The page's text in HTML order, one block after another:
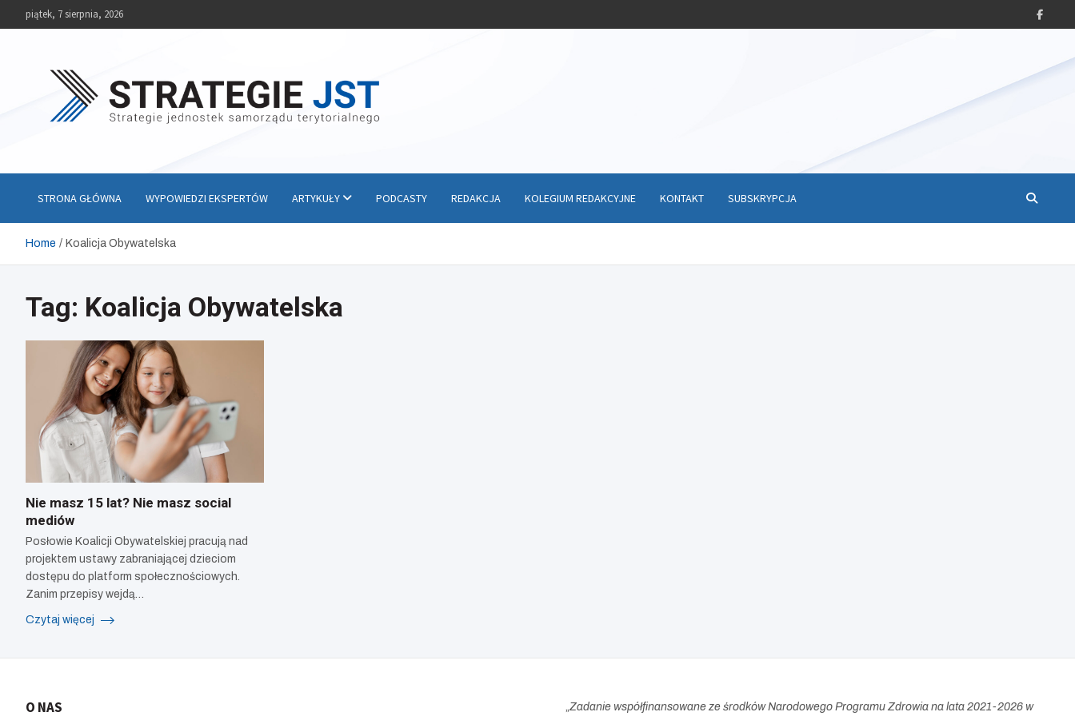
piątek, 7 sierpnia, 2026
STRONA GŁÓWNA WYPOWIEDZI EKSPERTÓW ARTYKUŁY PODCASTY REDAKCJA KOLEGIUM REDAKCYJNE KONTAKT SUBSKRYPCJA
Home Koalicja Obywatelska
Tag: Koalicja Obywatelska
Nie masz 15 lat? Nie masz social
mediów
Posłowie Koalicji Obywatelskiej pracują nad
projektem ustawy zabraniającej dzieciom
dostępu do platform społecznościowych.
Zanim przepisy wejdą…
Czytaj więcej
O NAS „Zadanie współfinansowane ze środków Narodowego Programu Zdrowia na lata 2021-2026 w